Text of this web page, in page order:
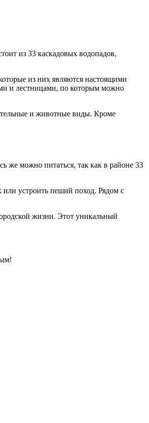
из 33 каскадовых водопадов,
из них являются настоящими
и лестницами, по которым можно
и животные виды. Кроме
же можно питаться, так как в районе 33
или устроить пеший поход. Рядом с
жизни. Этот уникальный